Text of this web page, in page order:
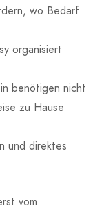
wo Bedarf
organisiert
benötigen nicht
zu Hause
und direktes
vom